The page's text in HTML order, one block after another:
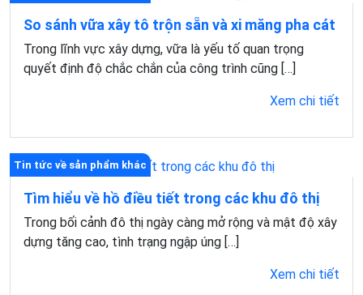
So sánh vữa xây tô trộn sẵn và xi măng pha cát
Trong lĩnh vực xây dựng, vữa là yếu tố quan trọng
quyết định độ chắc chắn của công trình cũng […]
Xem chi tiết
Tin tức về sản phẩm khác
Tìm hiểu về hồ điều tiết trong các khu đô thị
Trong bối cảnh đô thị ngày càng mở rộng và mật độ xây
dựng tăng cao, tình trạng ngập úng […]
Xem chi tiết